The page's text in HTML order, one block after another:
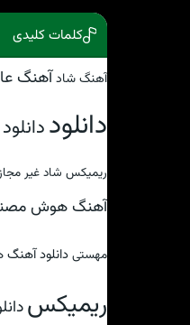
کلمات کلیدی
آهنگ شادآهنگ
دانلود
ریمیکس شاد غیر مجاز
آهنگ هوش
مهستی دانلود
ریمیکس